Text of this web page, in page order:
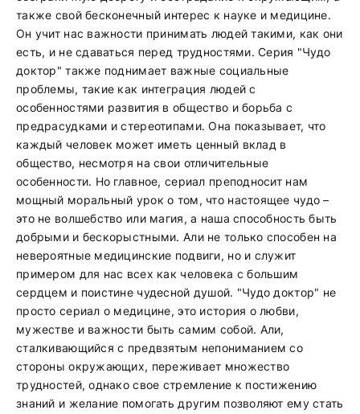
также свой бесконечный интерес к науке и медицине.
Он учит нас важности принимать людей такими, как они
есть, и не сдаваться перед трудностями. Серия "Чудо
доктор" также поднимает важные социальные
проблемы, такие как интеграция людей с
особенностями развития в общество и борьба с
предрасудками и стереотипами. Она показывает, что
каждый человек может иметь ценный вклад в
общество, несмотря на свои отличительные
особенности. Но главное, сериал преподносит нам
мощный моральный урок о том, что настоящее чудо –
это не волшебство или магия, а наша способность быть
добрыми и бескорыстными. Али не только способен на
невероятные медицинские подвиги, но и служит
примером для нас всех как человека с большим
сердцем и поистине чудесной душой. "Чудо доктор" не
просто сериал о медицине, это история о любви,
мужестве и важности быть самим собой. Али,
сталкивающийся с предвзятым непониманием со
стороны окружающих, переживает множество
трудностей, однако свое стремление к постижению
знаний и желание помогать другим позволяют ему стать